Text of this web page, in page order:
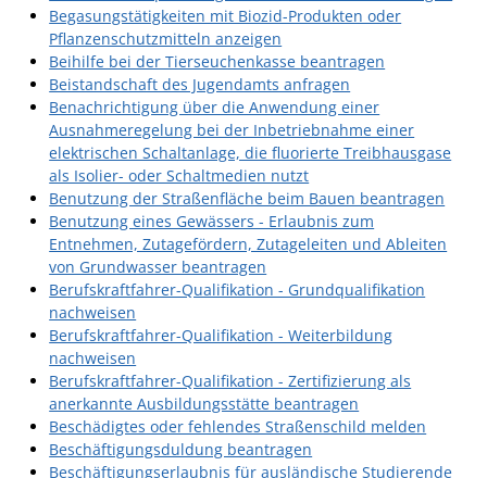
Fan-Shop
Begasungstätigkeiten mit Biozid-Produkten oder
Pflanzenschutzmitteln anzeigen
Beihilfe bei der Tierseuchenkasse beantragen
Beistandschaft des Jugendamts anfragen
Benachrichtigung über die Anwendung einer
Ausnahmeregelung bei der Inbetriebnahme einer
elektrischen Schaltanlage, die fluorierte Treibhausgase
als Isolier- oder Schaltmedien nutzt
Benutzung der Straßenfläche beim Bauen beantragen
Benutzung eines Gewässers - Erlaubnis zum
Entnehmen, Zutagefördern, Zutageleiten und Ableiten
von Grundwasser beantragen
Berufskraftfahrer-Qualifikation - Grundqualifikation
nachweisen
Berufskraftfahrer-Qualifikation - Weiterbildung
nachweisen
Berufskraftfahrer-Qualifikation - Zertifizierung als
anerkannte Ausbildungsstätte beantragen
Beschädigtes oder fehlendes Straßenschild melden
Beschäftigungsduldung beantragen
Beschäftigungserlaubnis für ausländische Studierende